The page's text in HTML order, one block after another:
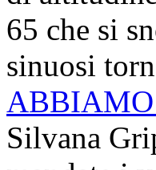
65 che si
sinuosi
Silvana